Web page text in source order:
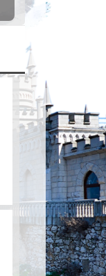
СОЦ
СЕТИ